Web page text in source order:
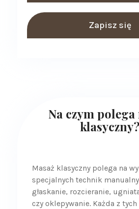
Zapisz się
Na czym polega
klasyczny?
Masaż klasyczny polega na
specjalnych technik
głaskanie, rozcieranie,
czy oklepywanie. Każda z